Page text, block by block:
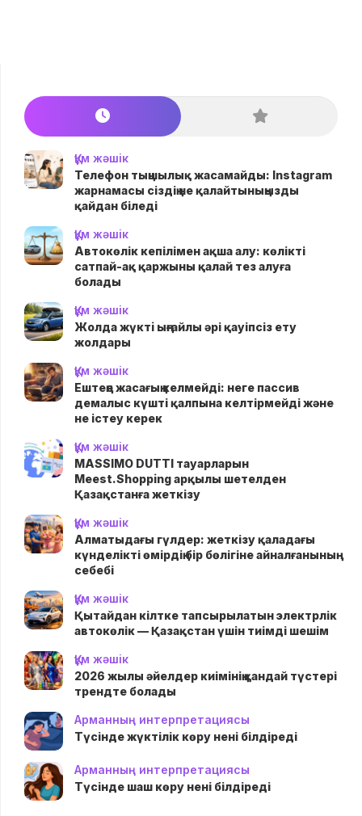
Құм жәшік
Телефон тыңшылық жасамайды: Instagram
жарнамасы сіздің не қалайтыныңызды
қайдан біледі
Құм жәшік
Автокөлік кепілімен ақша алу: көлікті
сатпай-ақ қаржыны қалай тез алуға
болады
Құм жәшік
Жолда жүктi ыңғайлы әрі қауіпсіз ету
жолдары
Құм жәшік
Ештеңе жасағың келмейді: неге пассив
демалыс күшті қалпына келтірмейді және
не істеу керек
Құм жәшік
MASSIMO DUTTI тауарларын
Meest.Shopping арқылы шетелден
Қазақстанға жеткізу
Құм жәшік
Алматыдағы гүлдер: жеткізу қаладағы
күнделікті өмірдің бір бөлігіне айналғанының
себебі
Құм жәшік
Қытайдан кілтке тапсырылатын электрлік
автокөлік — Қазақстан үшін тиімді шешім
Құм жәшік
2026 жылы әйелдер киімінің қандай түстері
трендте болады
Арманның интерпретациясы
Түсінде жүктілік көру нені білдіреді
Арманның интерпретациясы
Түсінде шаш көру нені білдіреді